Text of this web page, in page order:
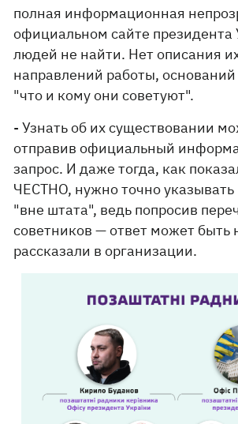
полная информационная
официальном сайте президента
людей не найти. Нет описания
направлений работы,
"что и кому они советуют".
- Узнать об их существовании
отправив официальный
запрос. И даже тогда, как
ЧЕСТНО, нужно точно
"вне штата", ведь попросив
советников — ответ может
рассказали в организации.